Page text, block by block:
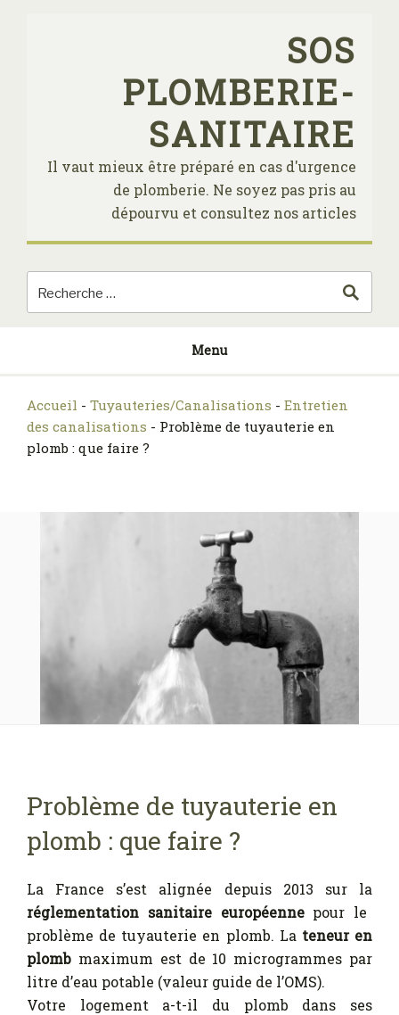
SOS
PLOMBERIE-
SANITAIRE
Il vaut mieux être préparé en cas d'urgence
de plomberie. Ne soyez pas pris au
dépourvu et consultez nos articles
Menu
Accueil - Tuyauteries/Canalisations - Entretien
des canalisations - Problème de tuyauterie en
plomb : que faire ?
Problème de tuyauterie en
plomb : que faire ?
La France s’est alignée depuis 2013 sur la
réglementation sanitaire européennepour le
problème de tuyauterie en plomb. La teneur en
plomb maximum est de 10 microgrammes par
litre d’eau potable (valeur guide de l’OMS).
Votre logement a-t-il du plomb dans ses